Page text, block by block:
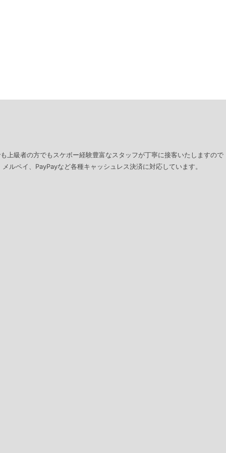
上級者の方でもスケボー経験豊富なスタッフが丁寧に接客いたしますので
ルペイ、PayPayなど各種キャッシュレス決済に対応しています。